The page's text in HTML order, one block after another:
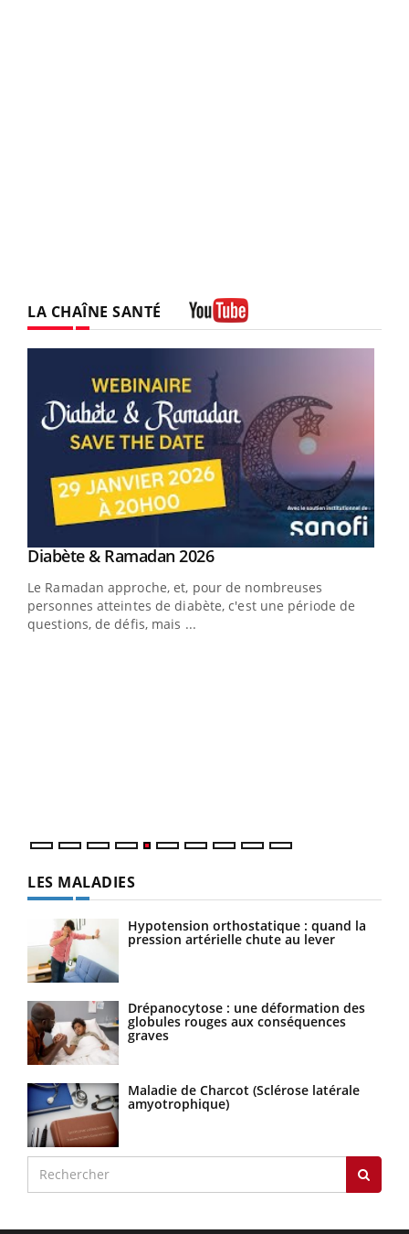
LA CHAÎNE SANTÉ
Youtube
Diabète & Ramadan 2026Youtube
Le Ramadan approche, et, pour de nombreuses
personnes atteintes de diabète, c'est une période de
questions, de défis, mais ...
LES MALADIES
Hypotension orthostatique : quand la
pression artérielle chute au lever
Drépanocytose : une déformation des
globules rouges aux conséquences
graves
Maladie de Charcot (Sclérose latérale
amyotrophique)